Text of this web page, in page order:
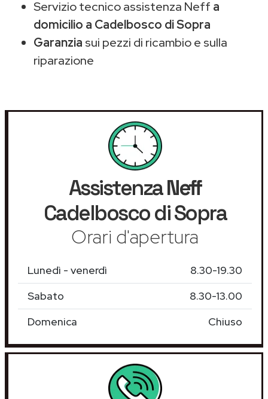
Servizio tecnico assistenza Neff a
domicilio a Cadelbosco di Sopra
Garanzia sui pezzi di ricambio e sulla
riparazione
AssistenzaNeff
Cadelbosco di Sopra
Orari d'apertura
Lunedì - venerdì
8.30-19.30
Sabato
8.30-13.00
Domenica
Chiuso